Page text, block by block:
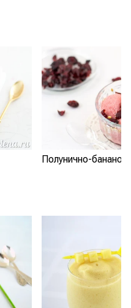
Полунично-